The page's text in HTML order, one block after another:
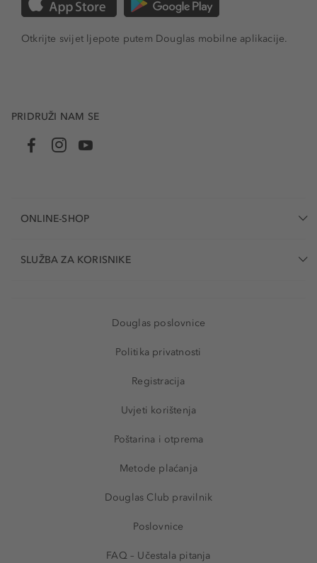
Otkrijte svijet ljepote putem Douglas mobilne aplikacije.
PRIDRUŽI NAM SE
ONLINE-SHOP
SLUŽBA ZA KORISNIKE
Douglas poslovnice
Politika privatnosti
Registracija
Uvjeti korištenja
Poštarina i otprema
Metode plaćanja
Douglas Club pravilnik
Poslovnice
FAQ – Učestala pitanja